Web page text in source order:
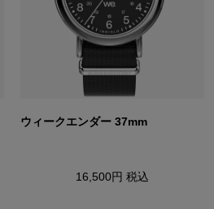
ウィークエンダー 37mm
16,500円 税込